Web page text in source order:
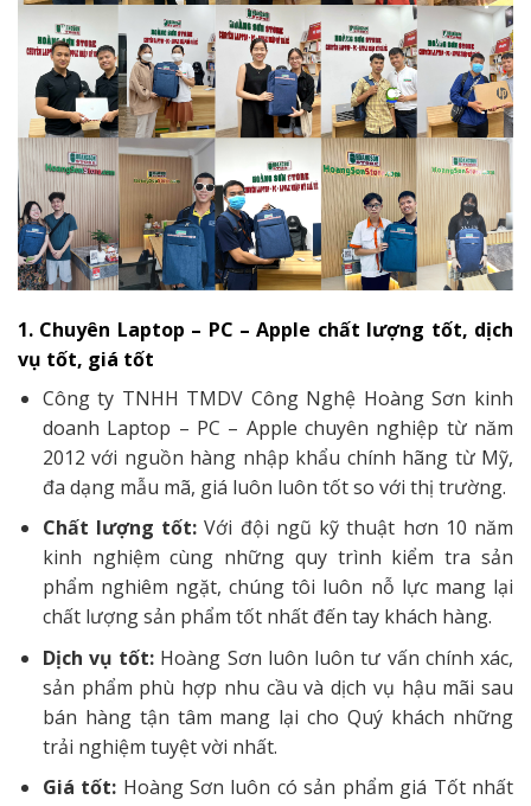
1. Chuyên Laptop – PC – Apple chất lượng tốt, dịch
vụ tốt, giá tốt
Công ty TNHH TMDV Công Nghệ Hoàng Sơn kinh
doanh Laptop – PC – Apple chuyên nghiệp từ năm
2012 với nguồn hàng nhập khẩu chính hãng từ Mỹ,
đa dạng mẫu mã, giá luôn luôn tốt so với thị trường.
Chất lượng tốt: Với đội ngũ kỹ thuật hơn 10 năm
kinh nghiệm cùng những quy trình kiểm tra sản
phẩm nghiêm ngặt, chúng tôi luôn nỗ lực mang lại
chất lượng sản phẩm tốt nhất đến tay khách hàng.
Dịch vụ tốt: Hoàng Sơn luôn luôn tư vấn chính xác,
sản phẩm phù hợp nhu cầu và dịch vụ hậu mãi sau
bán hàng tận tâm mang lại cho Quý khách những
trải nghiệm tuyệt vời nhất.
Giá tốt: Hoàng Sơn luôn có sản phẩm giá Tốt nhất